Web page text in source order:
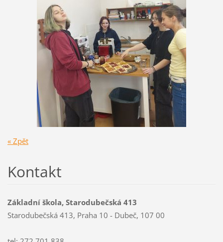
« Zpět
Kontakt
Základní škola, Starodubečská 413
Starodubečská 413, Praha 10 - Dubeč, 107 00